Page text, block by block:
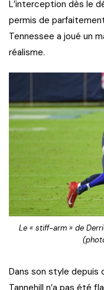
L’interception dès le
permis de
Tennessee a joué un
réalisme.
Le « stiff-arm » de
Dans son style depuis
Tannehill n’a pas été